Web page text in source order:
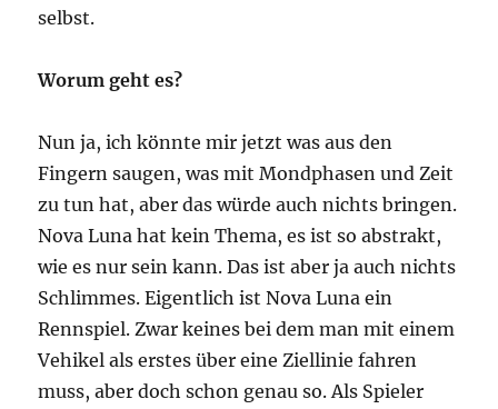
selbst.
Worum geht es?
Nun ja, ich könnte mir jetzt was aus den
Fingern saugen, was mit Mondphasen und Zeit
zu tun hat, aber das würde auch nichts bringen.
Nova Luna hat kein Thema, es ist so abstrakt,
wie es nur sein kann. Das ist aber ja auch nichts
Schlimmes. Eigentlich ist Nova Luna ein
Rennspiel. Zwar keines bei dem man mit einem
Vehikel als erstes über eine Ziellinie fahren
muss, aber doch schon genau so. Als Spieler